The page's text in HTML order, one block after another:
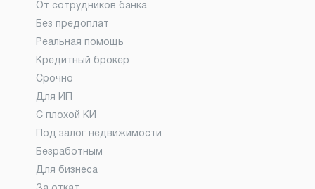
От сотрудников банка
Без предоплат
Реальная помощь
Кредитный брокер
Срочно
Для ИП
С плохой КИ
Под залог недвижимости
Безработным
Для бизнеса